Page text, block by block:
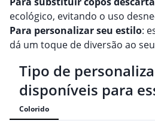
ecológico, evitando o uso
Para personalizar seu estilo:
dá um toque de diversão ao
Tipo de
disponíveis para
Colorido